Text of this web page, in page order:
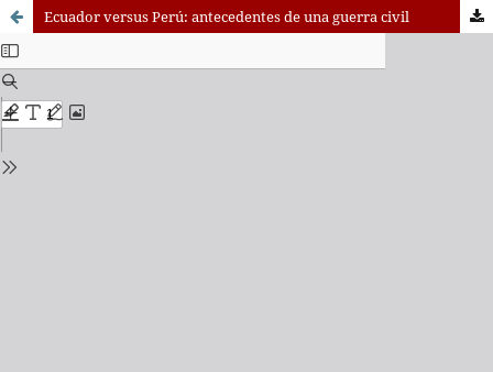
Ecuador versus Perú: antecedentes de una guerra civil